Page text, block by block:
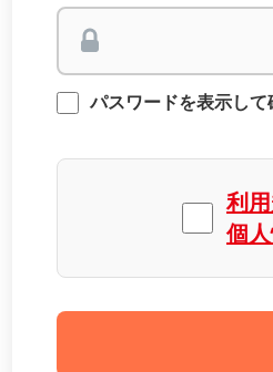
パスワードを表示して
利
個